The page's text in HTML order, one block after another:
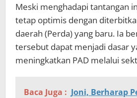
Meski menghadapi tantangan
tetap optimis dengan
daerah (Perda) yang baru. Ia
tersebut dapat menjadi dasar
meningkatkan PAD melalui
Baca Juga : Joni, Berharap